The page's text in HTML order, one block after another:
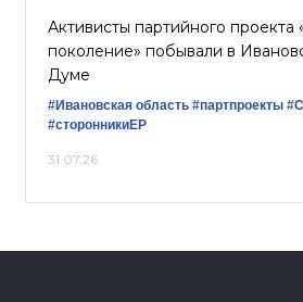
Активисты партийного проекта
поколение» побывали в
Думе
#Ивановская область #партпроекты
#сторонникиЕР
31.07.26